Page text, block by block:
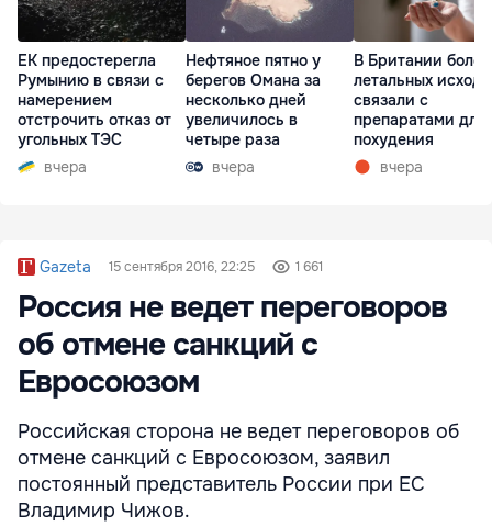
ЕК предостерегла
Румынию в связи с
намерением
отстрочить отказ от
угольных ТЭС
вчера
Нефтяное пятно у
берегов Омана за
несколько дней
увеличилось в
четыре раза
вчера
В Британии
летальных
связали с
препаратами для
похудения
вчера
Gazeta 15 сентября 2016, 22:25 1 661
Россия не ведет переговоров
об отмене санкций с
Евросоюзом
Российская сторона не ведет переговоров об
отмене санкций с Евросоюзом, заявил
постоянный представитель России при ЕС
Владимир Чижов.